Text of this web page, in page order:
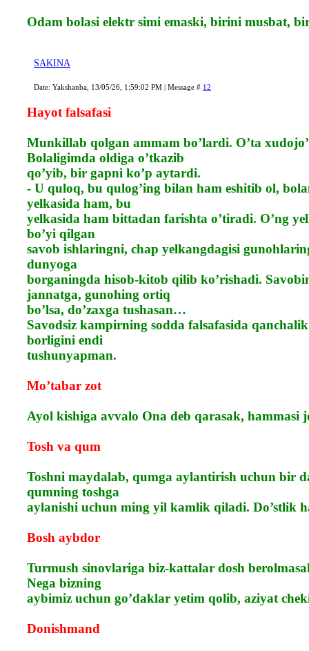
Odam bolasi elektr simi emaski, birini musbat,
SAKINA
Date: Yakshanba, 13/05/26, 1:59:02 PM | Message # 12
Hayot falsafasi
Munkillab qolgan ammam bo’lardi. O’ta
Bolaligimda oldiga o’tkazib
qo’yib, bir gapni ko’p aytardi.
- U quloq, bu qulog’ing bilan ham eshitib ol,
yelkasida ham, bu
yelkasida ham bittadan farishta o’tiradi. O’ng
bo’yi qilgan
savob ishlaringni, chap yelkangdagisi
dunyoga
borganingda hisob-kitob qilib ko’rishadi.
jannatga, gunohing ortiq
bo’lsa, do’zaxga tushasan…
Savodsiz kampirning sodda falsafasida
borligini endi
tushunyapman.
Mo’tabar zot
Ayol kishiga avvalo Ona deb qarasak, hammasi
Tosh va qum
Toshni maydalab, qumga aylantirish uchun bir
qumning toshga
aylanishi uchun ming yil kamlik qiladi. Do’stlik
Bosh aybdor
Turmush sinovlariga biz-kattalar dosh
Nega bizning
aybimiz uchun go’daklar yetim qolib, aziyat
Donishmand